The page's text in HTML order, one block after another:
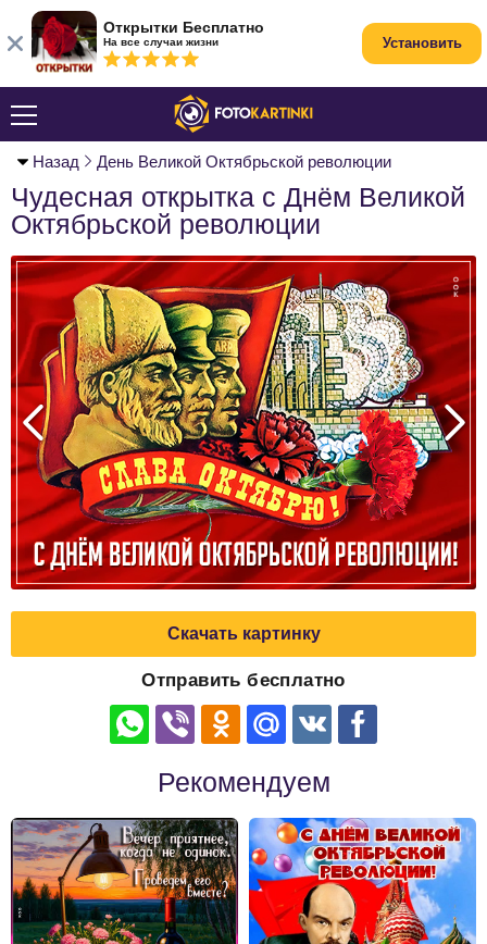
Назад День Великой Октябрьской революции
Чудесная открытка с Днём Великой
Октябрьской революции
Скачать картинку
Отправить бесплатно
Рекомендуем
Открытки Бесплатно
На все случаи жизни Установить